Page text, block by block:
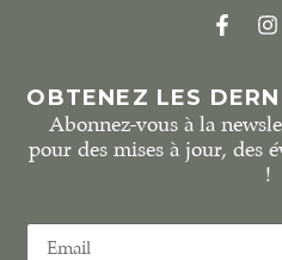
OBTENEZ LES
Abonnez-vous à la
pour des mises à jour, des
!